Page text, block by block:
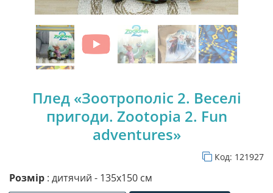
Плед «Зоотрополіс 2. Веселі
пригоди. Zootopia 2. Fun
adventures»
Код: 121927
Розмір : дитячий - 135х150 см